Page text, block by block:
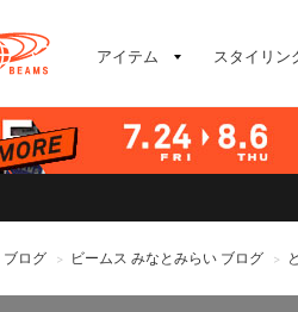
アイテム スタイリン
ブログ > ビームス みなとみらい ブログ >